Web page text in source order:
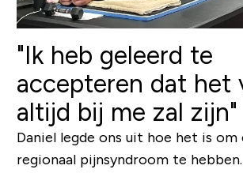
"Ik heb geleerd te
accepteren dat het
altijd bij me zal zijn"
Daniel legde ons uit hoe het is om
regionaal pijnsyndroom te